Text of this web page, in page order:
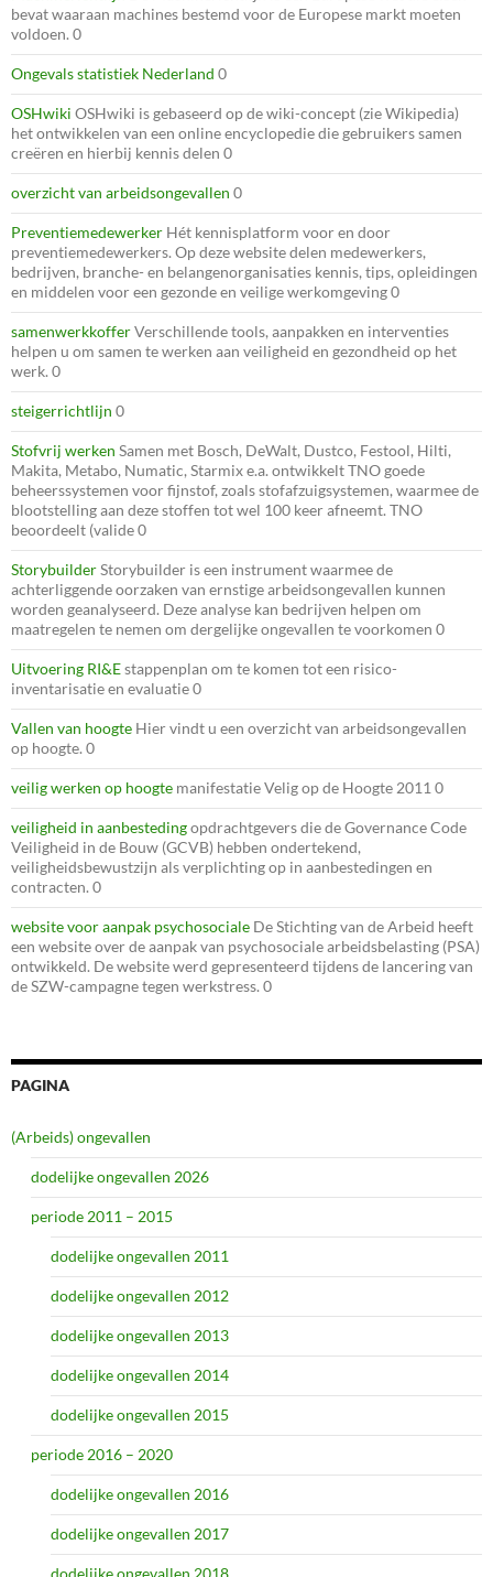
bevat waaraan machines bestemd voor de Europese markt moeten
voldoen. 0
Ongevals statistiek Nederland 0
OSHwiki OSHwiki is gebaseerd op de wiki-concept (zie Wikipedia)
het ontwikkelen van een online encyclopedie die gebruikers samen
creëren en hierbij kennis delen 0
overzicht van arbeidsongevallen 0
Preventiemedewerker Hét kennisplatform voor en door
preventiemedewerkers. Op deze website delen medewerkers,
bedrijven, branche- en belangenorganisaties kennis, tips, opleidingen
en middelen voor een gezonde en veilige werkomgeving 0
samenwerkkofferVerschillende tools, aanpakken en interventies
helpen u om samen te werken aan veiligheid en gezondheid op het
werk. 0
steigerrichtlijn 0
Stofvrij werken Samen met Bosch, DeWalt, Dustco, Festool, Hilti,
Makita, Metabo, Numatic, Starmix e.a. ontwikkelt TNO goede
beheerssystemen voor fijnstof, zoals stofafzuigsystemen, waarmee de
blootstelling aan deze stoffen tot wel 100 keer afneemt. TNO
beoordeelt (valide 0
StorybuilderStorybuilder is een instrument waarmee de
achterliggende oorzaken van ernstige arbeidsongevallen kunnen
worden geanalyseerd. Deze analyse kan bedrijven helpen om
maatregelen te nemen om dergelijke ongevallen te voorkomen 0
Uitvoering RI&Estappenplan om te komen tot een risico-
inventarisatie en evaluatie 0
Vallen van hoogte Hier vindt u een overzicht van arbeidsongevallen
op hoogte. 0
veilig werken op hoogte manifestatie Velig op de Hoogte 2011 0
veiligheid in aanbestedingopdrachtgevers die de Governance Code
Veiligheid in de Bouw (GCVB) hebben ondertekend,
veiligheidsbewustzijn als verplichting op in aanbestedingen en
contracten. 0
website voor aanpak psychosociale De Stichting van de Arbeid heeft
een website over de aanpak van psychosociale arbeidsbelasting (PSA)
ontwikkeld. De website werd gepresenteerd tijdens de lancering van
de SZW-campagne tegen werkstress. 0
PAGINA
(Arbeids) ongevallen
dodelijke ongevallen 2026
periode 2011 – 2015
dodelijke ongevallen 2011
dodelijke ongevallen 2012
dodelijke ongevallen 2013
dodelijke ongevallen 2014
dodelijke ongevallen 2015
periode 2016 – 2020
dodelijke ongevallen 2016
dodelijke ongevallen 2017
dodelijke ongevallen 2018